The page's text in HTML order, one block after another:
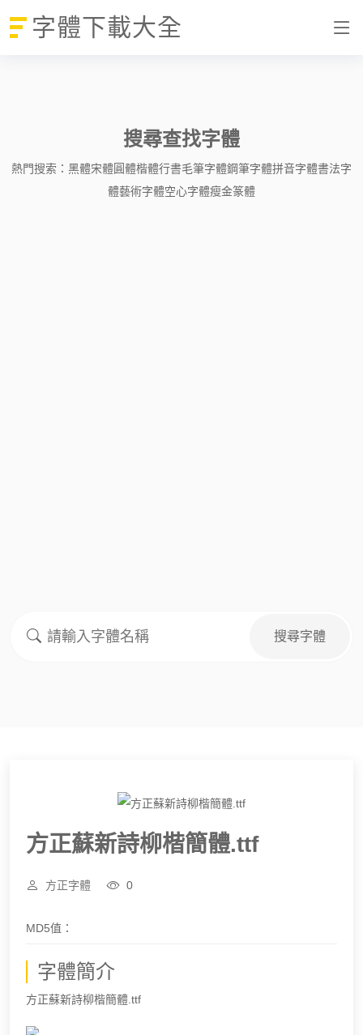
字體下載大全
搜尋查找字體
熱門搜索： 黑體宋體圓體楷體行書毛筆字體鋼筆字體拼音字體書法字
體藝術字體空心字體瘦金篆體
方正蘇新詩柳楷簡體.ttf
方正字體 0
MD5值：
字體簡介
方正蘇新詩柳楷簡體.ttf